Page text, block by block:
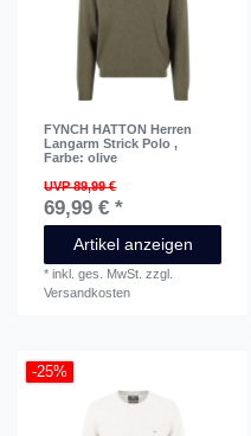
FYNCH HATTON Herren
Langarm Strick Polo,
Farbe: olive
UVP 89,99 €
69,99 € *
Artikel anzeigen
*inkl. ges. MwSt. zzgl.
Versandkosten
-25%